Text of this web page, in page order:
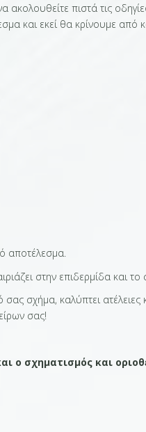
ακολουθείτε πιστά τις
και εκεί θα κρίνουμε από
αποτέλεσμα.
στην επιδερμίδα και το
σχήμα, καλύπτει ατέλειες
σας!
ο σχηματισμός και